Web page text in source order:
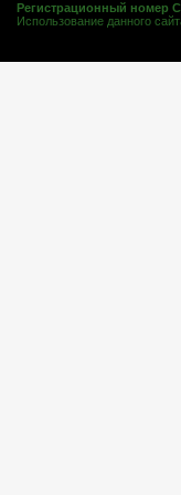
Регистрационный номер
Использование данного